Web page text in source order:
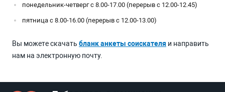
понедельник-четверг с 8.00-17.00 (перерыв с 12.00-12.45)
пятница с 8.00-16.00 (перерыв с 12.00-13.00)
Вы можете скачать бланк анкеты соискателя и направить
нам на электронную почту.